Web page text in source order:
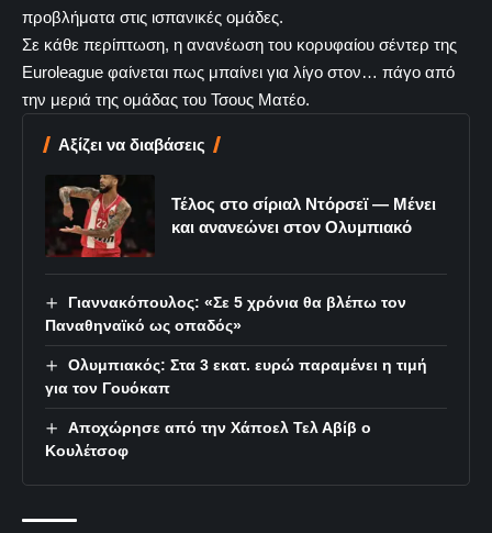
προβλήματα στις ισπανικές ομάδες.
Σε κάθε περίπτωση, η ανανέωση του κορυφαίου σέντερ της
Euroleague φαίνεται πως μπαίνει για λίγο στον… πάγο από
την μεριά της ομάδας του Τσους Ματέο.
Αξίζει να διαβάσεις
Τέλος στο σίριαλ Ντόρσεϊ — Μένει
και ανανεώνει στον Ολυμπιακό
Γιαννακόπουλος: «Σε 5 χρόνια θα βλέπω τον
Παναθηναϊκό ως οπαδός»
Ολυμπιακός: Στα 3 εκατ. ευρώ παραμένει η τιμή
για τον Γουόκαπ
Αποχώρησε από την Χάποελ Τελ Αβίβ ο
Κουλέτσοφ